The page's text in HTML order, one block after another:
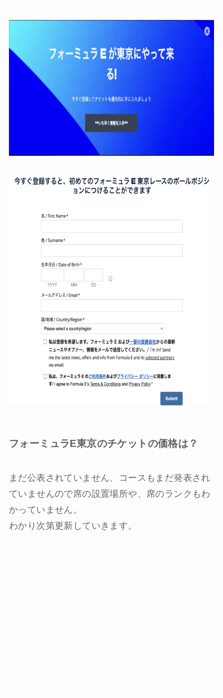
フォーミュラE東京のチケットの価格は？
まだ公表されていません、コースもまだ発表され
ていませんので席の設置場所や、席のランクもわ
かっていません。
わかり次第更新していきます。